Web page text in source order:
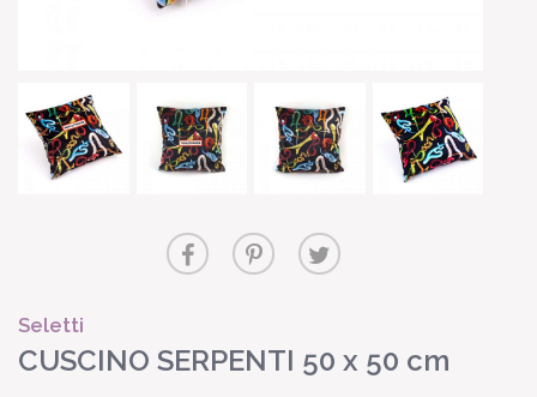
Seletti
CUSCINO SERPENTI 50 x 50 cm